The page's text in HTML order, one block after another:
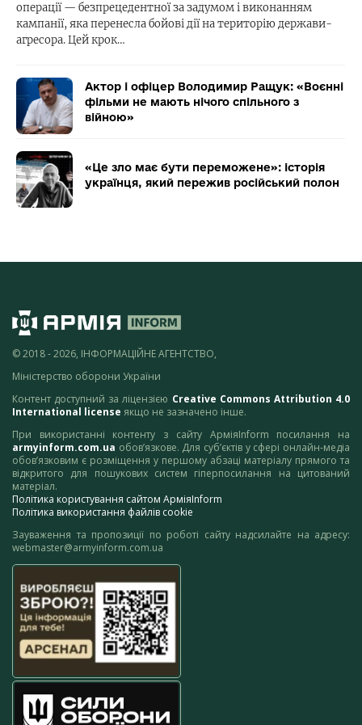
операції — безпрецедентної за задумом і виконанням
кампанії, яка перенесла бойові дії на територію держави-
агресора. Цей крок…
Актор і офіцер Володимир Ращук: «Воєнні
фільми не мають нічого спільного з
війною»
«Це зло має бути переможене»: історія
українця, який пережив російський полон
© 2018 - 2026, ІНФОРМАЦІЙНЕ АГЕНТСТВО,
Міністерство оборони України
Контент доступний за ліцензією Creative Commons Attribution 4.0
International license якщо не зазначено інше.
При використанні контенту з сайту АрміяInform посилання на
armyinform.com.ua обов’язкове. Для суб’єктів у сфері онлайн-медіа
обов’язковим є розміщення у першому абзаці матеріалу прямого та
відкритого для пошукових систем гіперпосилання на цитований
матеріал.
Політика користування сайтом АрміяInform
Політика використання файлів cookie
Зауваження та пропозиції по роботі сайту надсилайте на адресу:
webmaster@armyinform.com.ua